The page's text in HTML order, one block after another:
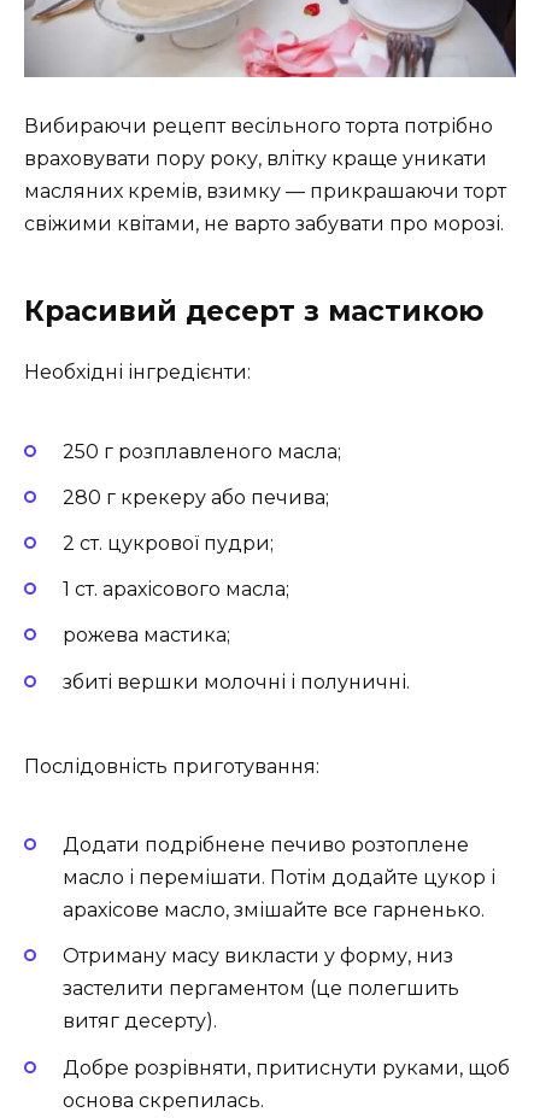
Вибираючи рецепт весільного торта потрібно
враховувати пору року, влітку краще уникати
масляних кремів, взимку — прикрашаючи торт
свіжими квітами, не варто забувати про морозі.
Красивий десерт з мастикою
Необхідні інгредієнти:
250 г розплавленого масла;
280 г крекеру або печива;
2 ст. цукрової пудри;
1 ст. арахісового масла;
рожева мастика;
збиті вершки молочні і полуничні.
Послідовність приготування:
Додати подрібнене печиво розтоплене
масло і перемішати. Потім додайте цукор і
арахісове масло, змішайте все гарненько.
Отриману масу викласти у форму, низ
застелити пергаментом (це полегшить
витяг десерту).
Добре розрівняти, притиснути руками, щоб
основа скрепилась.